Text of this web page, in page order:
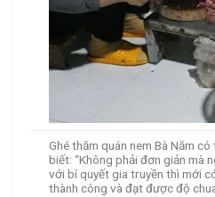
Ghé thăm quán nem Bà Năm
biết: “Không phải đơn giản mà
với bí quyết gia truyền thì mới
thành công và đạt được độ